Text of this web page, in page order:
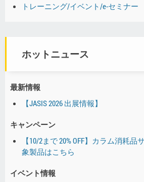
トレーニング/イベント/e-セミナー
ホットニュース
最新情報
【JASIS 2026 出展情報】
キャンペーン
【10/2まで 20% OFF】カラム消耗
象製品はこちら
イベント情報